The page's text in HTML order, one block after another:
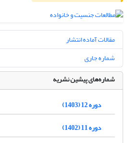
مقالات آماده انتشار
شماره جاری
شماره‌های پیشین نشریه
دوره 12 (1403)
دوره 11 (1402)